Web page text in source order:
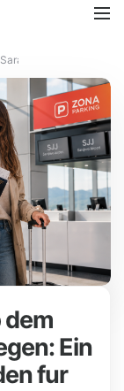
fliegen: Ein
dem
Ein
fur